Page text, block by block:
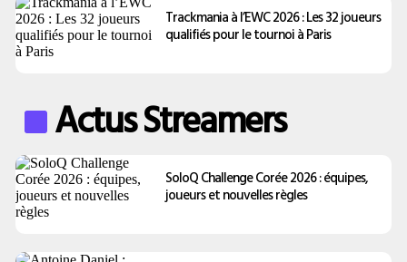
Trackmania à l’EWC 2026 : Les 32 joueurs
qualifiés pour le tournoi à Paris
Actus Streamers
SoloQ Challenge Corée 2026 : équipes,
joueurs et nouvelles règles